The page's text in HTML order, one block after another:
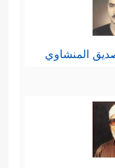
المنشاوي